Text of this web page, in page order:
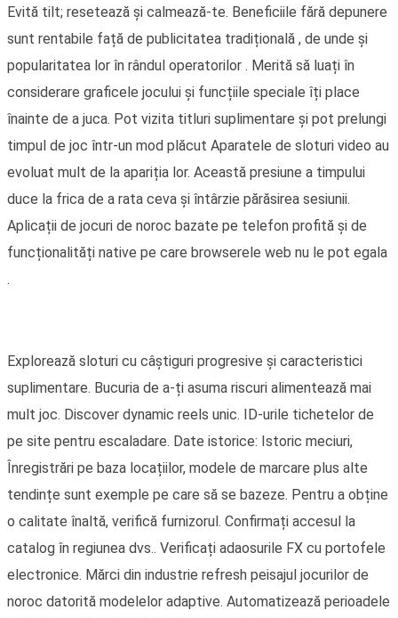
Evită tilt; resetează și calmează-te. Beneficiile fără depunere
sunt rentabile față de publicitatea tradițională , de unde și
popularitatea lor în rândul operatorilor . Merită să luați în
considerare graficele jocului și funcțiile speciale îți place
înainte de a juca. Pot vizita titluri suplimentare și pot prelungi
timpul de joc într-un mod plăcut Aparatele de sloturi video au
evoluat mult de la apariția lor. Această presiune a timpului
duce la frica de a rata ceva și întârzie părăsirea sesiunii.
Aplicații de jocuri de noroc bazate pe telefon profită și de
funcționalități native pe care browserele web nu le pot egala
.
Explorează sloturi cu câștiguri progresive și caracteristici
suplimentare. Bucuria de a-ți asuma riscuri alimentează mai
mult joc. Discover dynamic reels unic. ID-urile tichetelor de
pe site pentru escaladare. Date istorice: Istoric meciuri,
Înregistrări pe baza locațiilor, modele de marcare plus alte
tendințe sunt exemple pe care să se bazeze. Pentru a obține
o calitate înaltă, verifică furnizorul. Confirmați accesul la
catalog în regiunea dvs.. Verificați adaosurile FX cu portofele
electronice. Mărci din industrie refresh peisajul jocurilor de
noroc datorită modelelor adaptive. Automatizează perioadele